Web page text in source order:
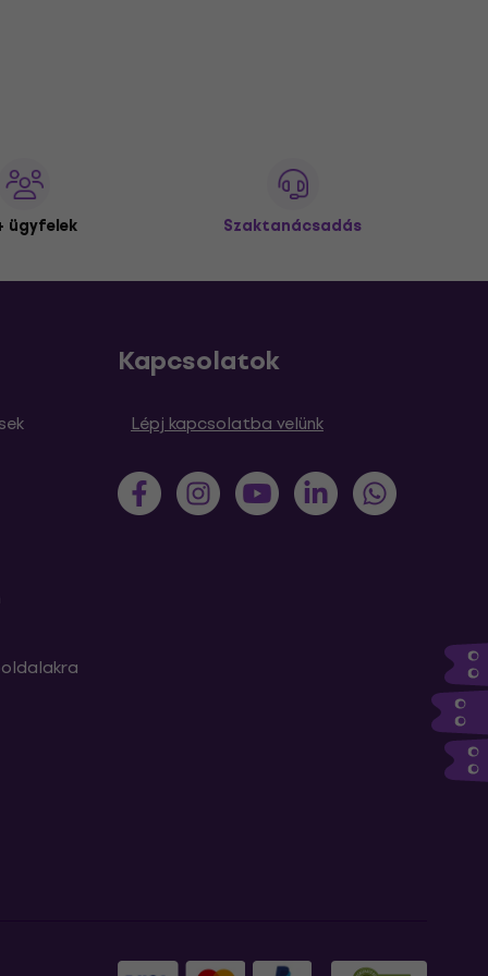
ügyfelek Szaktanácsadás
Kapcsolatok
Lépj kapcsolatba velünk